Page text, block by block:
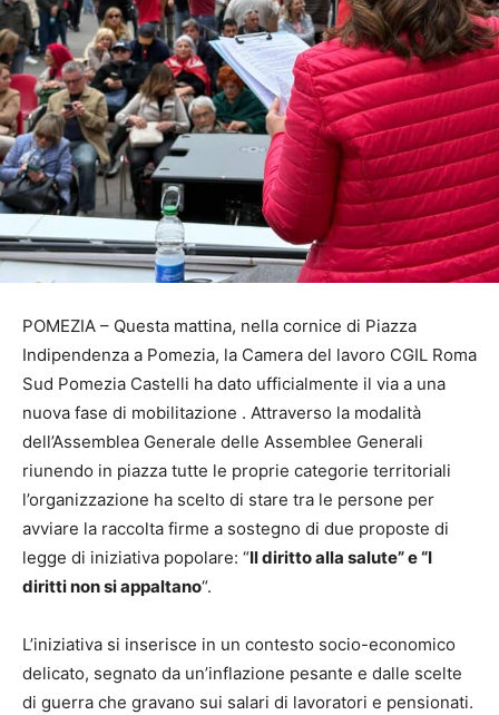
POMEZIA – Questa mattina, nella cornice di Piazza
Indipendenza a Pomezia, la Camera del lavoro CGIL Roma
Sud Pomezia Castelli ha dato ufficialmente il via a una
nuova fase di mobilitazione . Attraverso la modalità
dell’Assemblea Generale delle Assemblee Generali
riunendo in piazza tutte le proprie categorie territoriali
l’organizzazione ha scelto di stare tra le persone per
avviare la raccolta firme a sostegno di due proposte di
legge di iniziativa popolare: “Il diritto alla salute” e “I
diritti non si appaltano“.
L’iniziativa si inserisce in un contesto socio-economico
delicato, segnato da un’inflazione pesante e dalle scelte
di guerra che gravano sui salari di lavoratori e pensionati.